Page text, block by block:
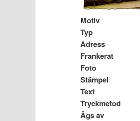
Motiv
Typ
Adress
Frankerat
Foto
Stämpel
Text
Tryckmetod
Ägs av